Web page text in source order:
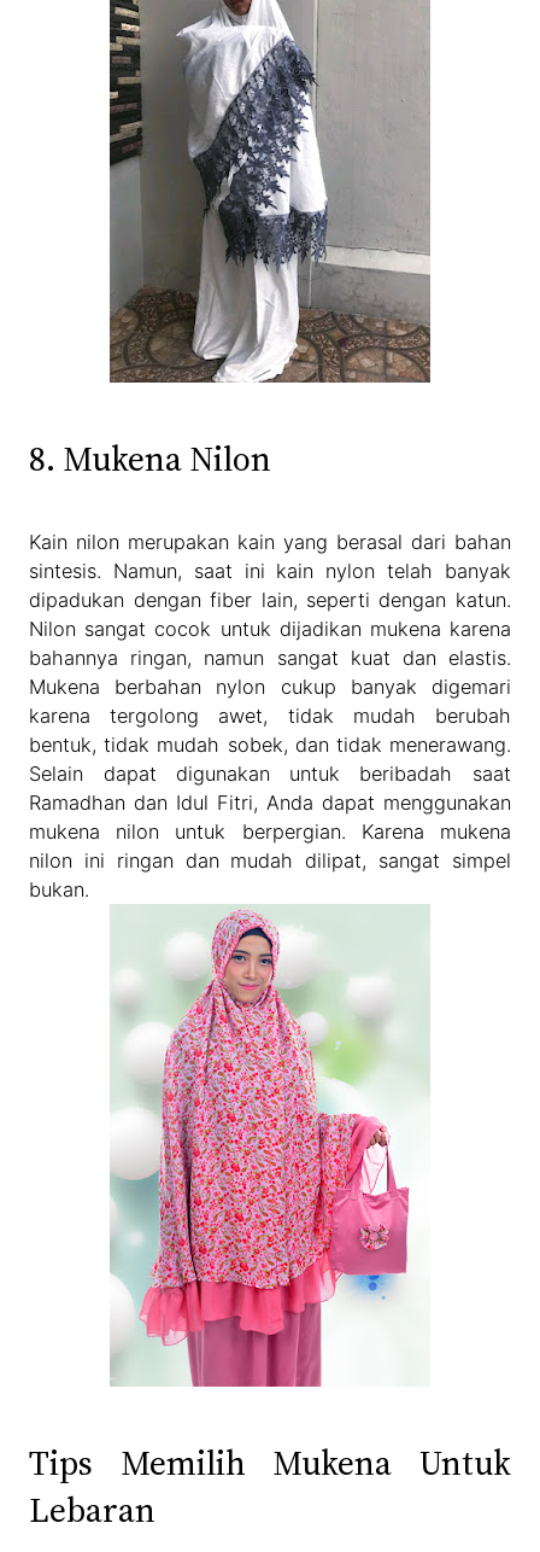
8. Mukena Nilon
Kain nilon merupakan kain yang berasal dari bahan
sintesis. Namun, saat ini kain nylon telah banyak
dipadukan dengan fiber lain, seperti dengan katun.
Nilon sangat cocok untuk dijadikan mukena karena
bahannya ringan, namun sangat kuat dan elastis.
Mukena berbahan nylon cukup banyak digemari
karena tergolong awet, tidak mudah berubah
bentuk, tidak mudah sobek, dan tidak menerawang.
Selain dapat digunakan untuk beribadah saat
Ramadhan dan Idul Fitri, Anda dapat menggunakan
mukena nilon untuk berpergian. Karena mukena
nilon ini ringan dan mudah dilipat, sangat simpel
bukan.
Tips Memilih Mukena Untuk
Lebaran